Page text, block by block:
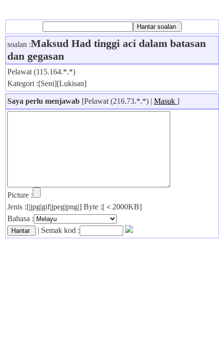
soalan :Maksud Had tinggi aci dalam batasan
dan gegasan
Pelawat (115.164.*.*)
Kategori :[Seni][Lukisan]
Saya perlu menjawab [Pelawat (216.73.*.*) | Masuk ]
Picture :
Jenis :[|jpg|gif|jpeg|png|] Byte :[＜2000KB]
Bahasa :
| Semak kod :